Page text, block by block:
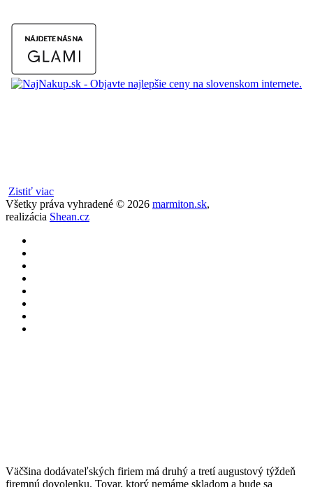
Zistiť viac
Všetky práva vyhradené © 2026 marmiton.sk,
realizácia Shean.cz
Väčšina dodávateľských firiem má druhý a tretí augustový týždeň
firemnú dovolenku. Tovar, ktorý nemáme skladom a bude sa